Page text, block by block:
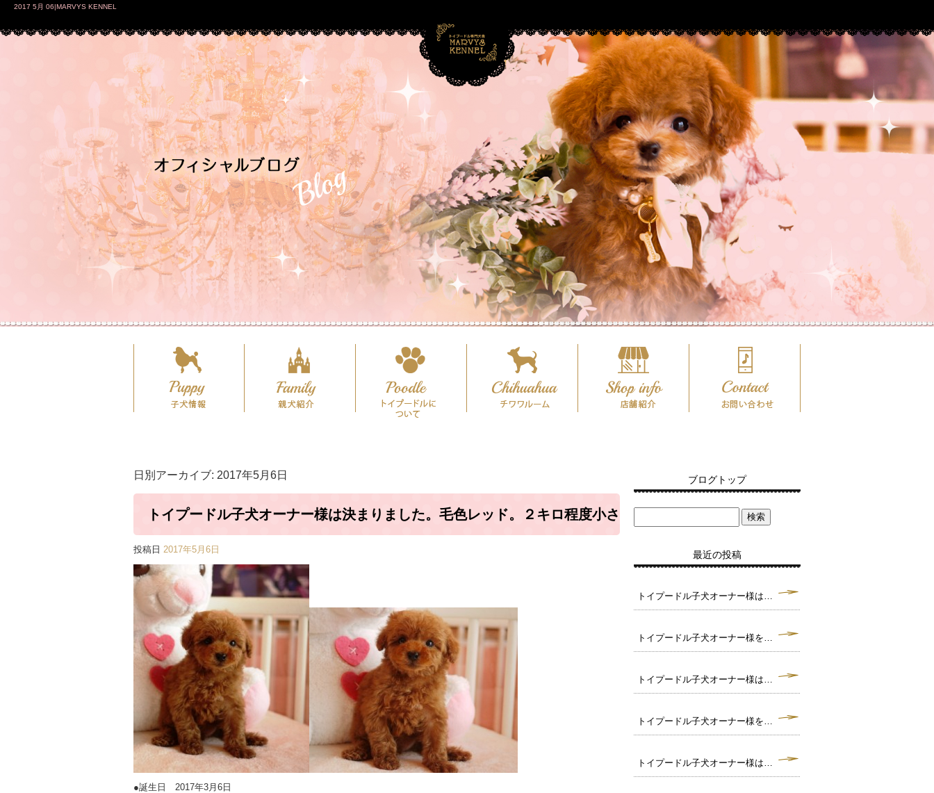
2017 5月 06|MARVYS KENNEL
日別アーカイブ: 2017年5月6日
トイプードル子犬オーナー様は決まりました。毛色レッド。２キロ程度小さ
投稿日 2017年5月6日
●誕生日 2017年3月6日
ブログトップ
最近の投稿
トイプードル子犬オーナー様は決まりました。毛色クリーム タイニーサイズ予想♪（犬舎：大阪府堺市）
トイプードル子犬オーナー様を募集中です。毛色クリーム トイサイズ予想♪（犬舎：大阪府堺市）
トイプードル子犬オーナー様は決まりました。毛色ブラック タイニーサイズ予想♪（犬舎：大阪府堺市）
トイプードル子犬オーナー様を募集中です。毛色ブラック トイサイズ予想♪（犬舎：大阪府堺市）
トイプードル子犬オーナー様は決まりました。毛色ペールフォーン タイニーサイズ予想♪（犬舎：大阪府堺市）